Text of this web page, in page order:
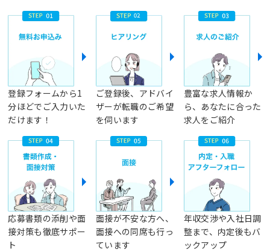
登録フォームから1
分ほどでご入力いた
だけます！
ご登録後、アドバイ
ザーが転職のご希望
を伺います
豊富な求人情報か
ら、あなたに合った
求人をご紹介
応募書類の添削や面
接対策も徹底サポー
ト
面接が不安な方へ、
面接への同席も行っ
ています
年収交渉や入社日調
整まで、内定後もバ
ックアップ